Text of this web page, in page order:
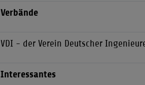
Verbände
VDI - der Verein Deutscher
Interessantes